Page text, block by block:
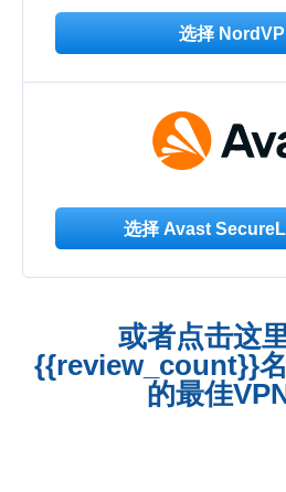
选择
选择 Avast
或者点击这
{{review_count}}
的最佳